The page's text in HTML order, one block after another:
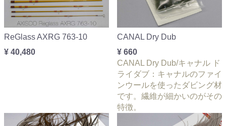
ReGlass AXRG 763-10
¥ 40,480
CANAL Dry Dub
¥ 660
CANAL Dry Dub/キャナル ド
ライダブ：キャナルのファイ
ンウールを使ったダビング材
です。繊維が細かいのがその
特徴。